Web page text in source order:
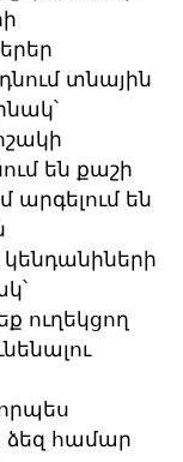
տնային
են քաշի
են
ուղեկցող
ձեզ համար